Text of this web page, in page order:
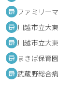
ファミリー
川越市立大
川越市立大
まきば保育
武蔵野総合